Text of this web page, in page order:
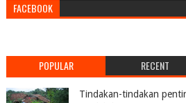
FACEBOOK
POPULAR RECENT
Tindakan-tindakan